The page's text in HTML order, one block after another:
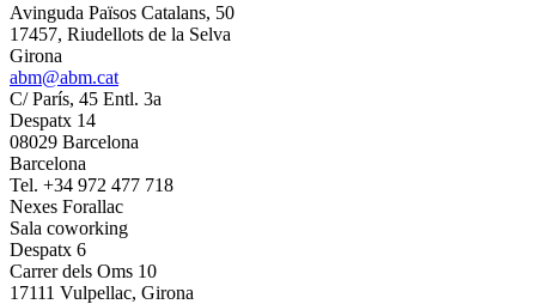
Avinguda Països Catalans, 50
17457, Riudellots de la Selva
Girona
abm@abm.cat
C/ París, 45 Entl. 3a
Despatx 14
08029 Barcelona
Barcelona
Tel. +34 972 477 718
Nexes Forallac
Sala coworking
Despatx 6
Carrer dels Oms 10
17111 Vulpellac, Girona